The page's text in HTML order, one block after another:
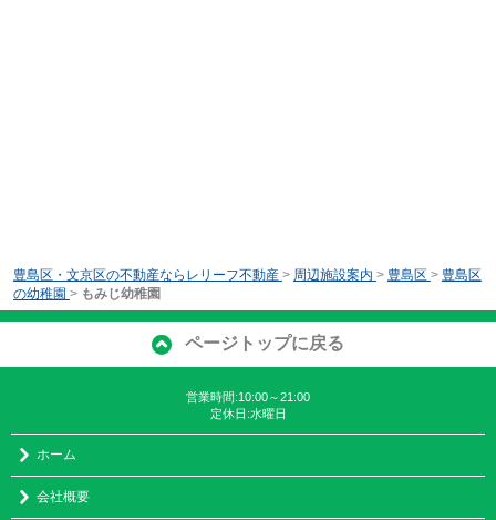
豊島区・文京区の不動産ならレリーフ不動産 > 周辺施設案内 > 豊島区 > 豊島区
の幼稚園 > もみじ幼稚園
ページトップに戻る
営業時間:10:00～21:00
定休日:水曜日
ホーム
会社概要